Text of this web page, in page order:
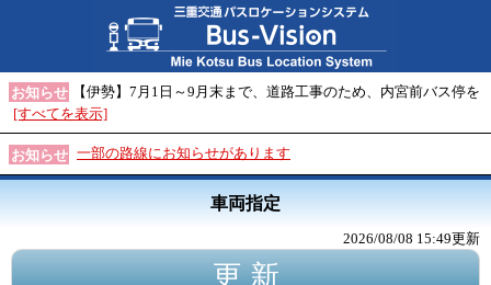
お知らせ
【伊勢】7月1日～9月末まで、道路工事のため、内宮前バス停を
[すべてを表示]
お知らせ 一部の路線にお知らせがあります
車両指定
2026/08/08 15:49更新